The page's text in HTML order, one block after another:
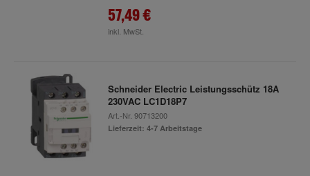
57,49 €
inkl. MwSt.
Schneider Electric Leistungsschütz 18A
230VAC LC1D18P7
Art.-Nr. 90713200
Lieferzeit: 4-7 Arbeitstage